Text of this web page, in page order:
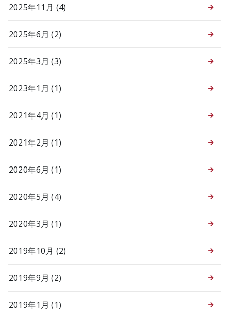
2025年11月 (4)
2025年6月 (2)
2025年3月 (3)
2023年1月 (1)
2021年4月 (1)
2021年2月 (1)
2020年6月 (1)
2020年5月 (4)
2020年3月 (1)
2019年10月 (2)
2019年9月 (2)
2019年1月 (1)